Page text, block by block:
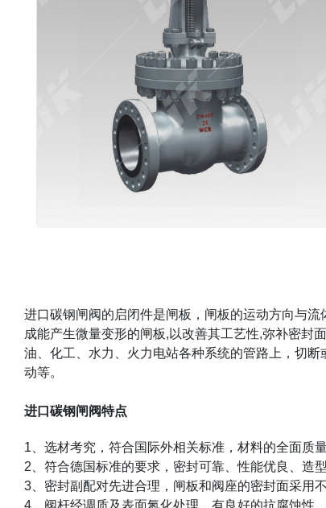
进口碳钢闸阀的启闭件是闸板，闸板的运动方向与
成能产生微量变形的闸板, 以改善其工艺性,弥补密封
油、化工、水力、火力电站各种系统的管路上，切
动等。
进口碳钢闸阀特点
1 、选材考究，符合国际外相关标准，材料的全面质量
2 、符合德国标准的要求，密封可靠、性能优良、造型
3 、密封副配对先进合理，闸板和阀座的密封面采用
4 、阀杆经调质及表面氮化处理，有良好的抗腐蚀性